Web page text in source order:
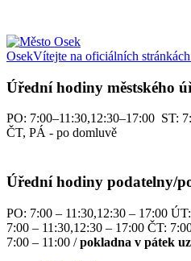
OsekVítejte na oficiálních stránkách
Úřední hodiny městského
PO: 7:00–11:30,12:30–17:00
ČT, PÁ - po domluvě
Úřední hodiny podatelny/
PO: 7:00 – 11:30,12:30 – 17:00
7:00 – 11:30,12:30 – 17:00 ČT:
7:00 – 11:00 /pokladna v pátek